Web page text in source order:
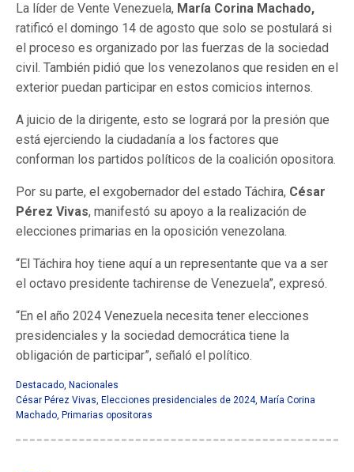
La líder de Vente Venezuela, María Corina Machado,
ratificó el domingo 14 de agosto que solo se postulará si
el proceso es organizado por las fuerzas de la sociedad
civil. También pidió que los venezolanos que residen en el
exterior puedan participar en estos comicios internos.
A juicio de la dirigente, esto se logrará por la presión que
está ejerciendo la ciudadanía a los factores que
conforman los partidos políticos de la coalición opositora.
Por su parte, el exgobernador del estado Táchira, César
Pérez Vivas, manifestó su apoyo a la realización de
elecciones primarias en la oposición venezolana.
“El Táchira hoy tiene aquí a un representante que va a ser
el octavo presidente tachirense de Venezuela”, expresó.
“En el año 2024 Venezuela necesita tener elecciones
presidenciales y la sociedad democrática tiene la
obligación de participar”, señaló el político.
Destacado, Nacionales
César Pérez Vivas, Elecciones presidenciales de 2024, María Corina
Machado, Primarias opositoras